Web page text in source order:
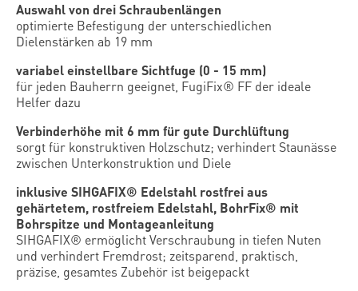
Auswahl von drei Schraubenlängen
optimierte Befestigung der unterschiedlichen
Dielenstärken ab 19 mm
variabel einstellbare Sichtfuge (0 - 15 mm)
für jeden Bauherrn geeignet, FugiFix® FF der ideale
Helfer dazu
Verbinderhöhe mit 6 mm für gute Durchlüftung
sorgt für konstruktiven Holzschutz; verhindert Staunässe
zwischen Unterkonstruktion und Diele
inklusive SIHGAFIX® Edelstahl rostfrei aus
gehärtetem, rostfreiem Edelstahl, BohrFix® mit
Bohrspitze und Montageanleitung
SIHGAFIX® ermöglicht Verschraubung in tiefen Nuten
und verhindert Fremdrost; zeitsparend, praktisch,
präzise, gesamtes Zubehör ist beigepackt